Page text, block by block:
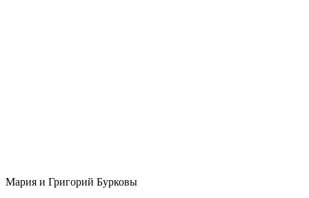
Мария и Григорий Бурковы